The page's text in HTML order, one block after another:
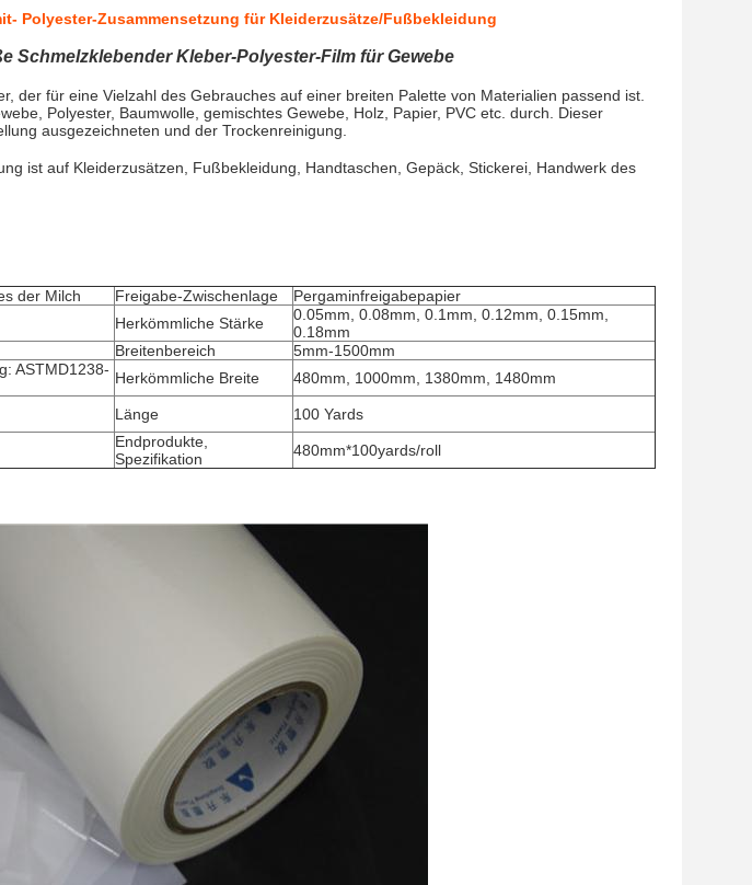
Polyester-Zusammensetzung für Kleiderzusätze/Fußbekleidung
Schmelzklebender Kleber-Polyester-Film für Gewebe
der für eine Vielzahl des Gebrauches auf einer breiten Palette von Materialien passend ist.
Polyester, Baumwolle, gemischtes Gewebe, Holz, Papier, PVC etc. durch. Dieser
ausgezeichneten und der Trockenreinigung.
ist auf Kleiderzusätzen, Fußbekleidung, Handtaschen, Gepäck, Stickerei, Handwerk des
der Milch Freigabe-Zwischenlage
Pergaminfreigabepapier
Herkömmliche Stärke
0.05mm, 0.08mm, 0.1mm, 0.12mm, 0.15mm,
0.18mm
Breitenbereich
5mm-1500mm
ASTMD1238- Herkömmliche Breite
480mm, 1000mm, 1380mm, 1480mm
Länge 100 Yards
Endprodukte,
Spezifikation
480mm*100yards/roll